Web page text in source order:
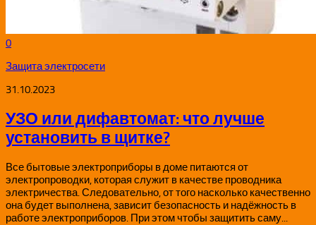
0
Защита электросети
31.10.2023
УЗО или дифавтомат: что лучше
установить в щитке?
Все бытовые электроприборы в доме питаются от
электропроводки, которая служит в качестве проводника
электричества. Следовательно, от того насколько качественно
она будет выполнена, зависит безопасность и надёжность в
работе электроприборов. При этом чтобы защитить саму...